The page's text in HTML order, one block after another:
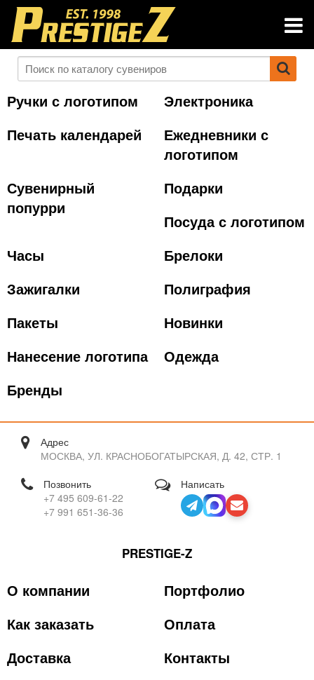
Ручки с логотипом
Электроника
Печать календарей
Ежедневники с
логотипом
Сувенирный
попурри
Подарки
Посуда с логотипом
Часы
Брелоки
Зажигалки
Полиграфия
Пакеты
Новинки
Нанесение логотипа
Одежда
Бренды
Адрес
МОСКВА, УЛ. КРАСНОБОГАТЫРСКАЯ, Д. 42, СТР. 1
Позвонить
+7 495 609-61-22
+7 991 651-36-36
Написать
PRESTIGE-Z
О компании
Портфолио
Как заказать
Оплата
Доставка
Контакты